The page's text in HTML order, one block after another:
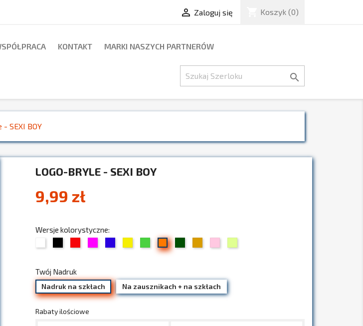
 Zaloguj się Koszyk (0)
KONTAKT MARKI NASZYCH PARTNERÓW

SEXI BOY
LOGO-BRYLE - SEXI BOY
9,99 zł
Wersje kolorystyczne:
08
Zielony
09
Pomarańczowy
Twój Nadruk
Nadruk na szkłach Na zausznikach + na szkłach
Rabaty ilościowe